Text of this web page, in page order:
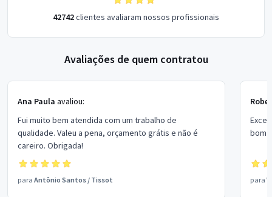
42742clientes avaliaram nossos profissionais
Avaliações de quem contratou
Ana Paula avaliou:
Fui muito bem atendida com um trabalho de
qualidade. Valeu a pena, orçamento grátis e não é
careiro. Obrigada!
para Antônio Santos / Tissot
bom
para